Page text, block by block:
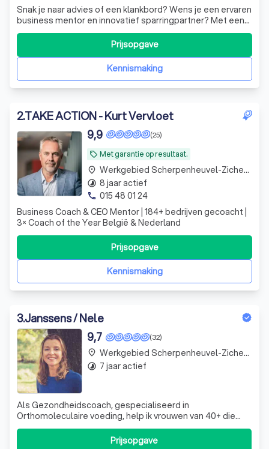
Snak je naar advies of een klankbord? Wens je een ervaren
business mentor en innovatief sparringpartner? Met een
directe no-nonsense aanpak gaan we samen voor
keiharde resultaten. Let's meet!
Kennismaking
Prijsopgave
2.TAKE ACTION - Kurt Vervloet
local_offer Met garantie op resultaat.
(25)
9,9
Business Coach & CEO Mentor | 184+ bedrijven gecoacht |
3× Coach of the Year België & Nederland
Kennismaking
Prijsopgave
place Werkgebied Scherpenheuvel-Zichem Testelt
timelapse 8 jaar actief
phone 015 48 01 24
3.Janssens / Nele
(32)
9,7
Als Gezondheidscoach, gespecialiseerd in
Orthomoleculaire voeding, help ik vrouwen van 40+ die
graag willen afvallen, zich energieker voelen en
Prijsopgave
place Werkgebied Scherpenheuvel-Zichem Testelt
timelapse 7 jaar actief